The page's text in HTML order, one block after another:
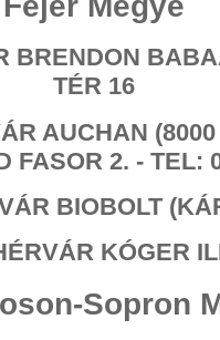
BRENDON
TÉR 16
AUCHAN
FASOR 2. - TEL:
BIOBOLT
KÓGER
Sopron